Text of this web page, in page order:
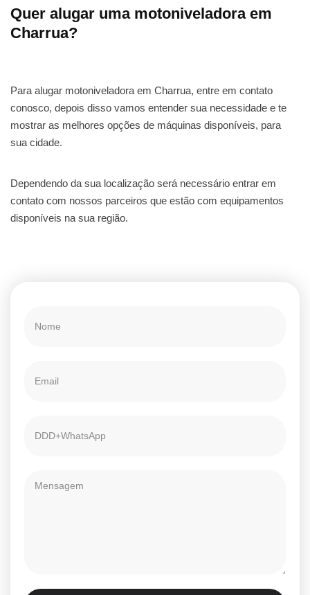
Quer alugar uma motoniveladora em
Charrua?
Para alugar motoniveladora em Charrua, entre em contato
conosco, depois disso vamos entender sua necessidade e te
mostrar as melhores opções de máquinas disponíveis, para
sua cidade.
Dependendo da sua localização será necessário entrar em
contato com nossos parceiros que estão com equipamentos
disponíveis na sua região.